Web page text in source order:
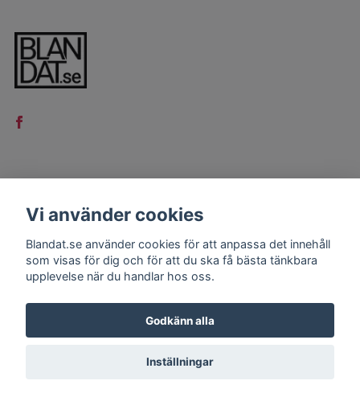
Kontakt
Köpvillkor
© 2026 Blandat.se
Vi använder cookies
Blandat.se använder cookies för att anpassa det innehåll
som visas för dig och för att du ska få bästa tänkbara
upplevelse när du handlar hos oss.
Godkänn alla
Inställningar